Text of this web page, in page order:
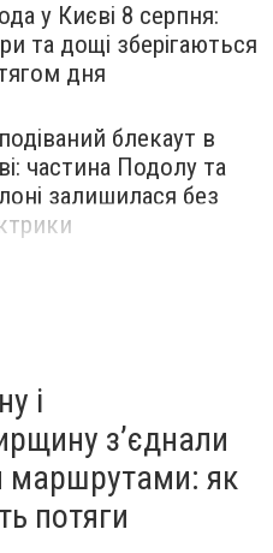
у Києві 8 серпня:
та дощі зберігаються
дня
блекаут в
частина Подолу та
залишилася без
і
з’єднали
маршрутами: як
потяги